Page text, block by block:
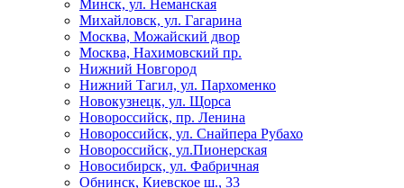
Минск, ул. Неманская
Михайловск, ул. Гагарина
Москва, Можайский двор
Москва, Нахимовский пр.
Нижний Новгород
Нижний Тагил, ул. Пархоменко
Новокузнецк, ул. Щорса
Новороссийск, пр. Ленина
Новороссийск, ул. Снайпера Рубахо
Новороссийск, ул.Пионерская
Новосибирск, ул. Фабричная
Обнинск, Киевское ш., 33